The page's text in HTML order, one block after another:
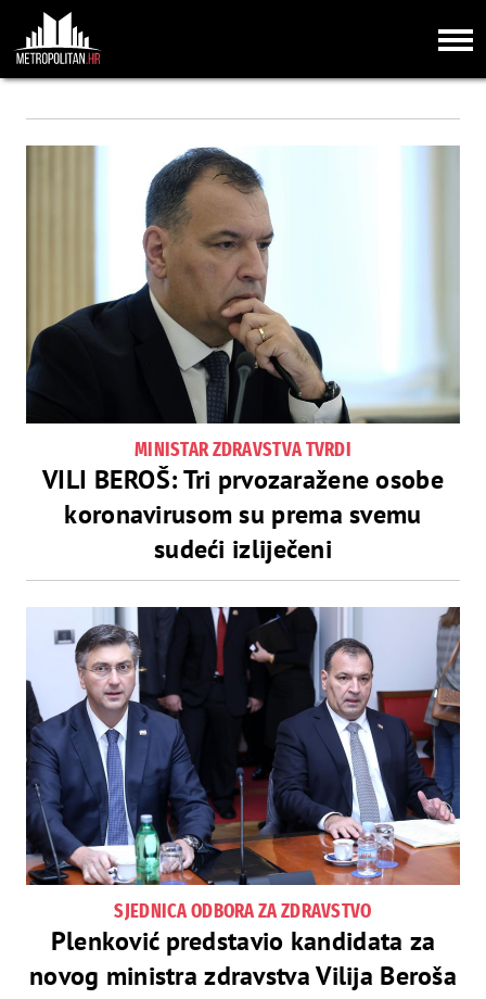
MINISTAR ZDRAVSTVA TVRDI
VILI BEROŠ: Tri prvozaražene osobe
koronavirusom su prema svemu
sudeći izliječeni
SJEDNICA ODBORA ZA ZDRAVSTVO
Plenković predstavio kandidata za
novog ministra zdravstva Vilija Beroša